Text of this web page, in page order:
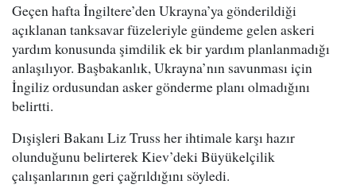
Geçen hafta İngiltere’den Ukrayna’ya gönderildiği
açıklanan tanksavar füzeleriyle gündeme gelen askeri
yardım konusunda şimdilik ek bir yardım planlanmadığı
anlaşılıyor. Başbakanlık, Ukrayna’nın savunması için
İngiliz ordusundan asker gönderme planı olmadığını
belirtti.
Dışişleri Bakanı Liz Truss her ihtimale karşı hazır
olunduğunu belirterek Kiev’deki Büyükelçilik
çalışanlarının geri çağrıldığını söyledi.